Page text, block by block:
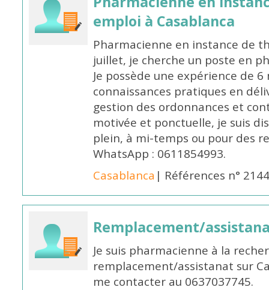
emploi à Casablanca
Pharmacienne en instance de
juillet, je cherche un poste en
Je possède une expérience de
connaissances pratiques en
gestion des ordonnances et
motivée et ponctuelle, je suis
plein, à mi-temps ou pour des
WhatsApp : 0611854993.
Casablanca | Références n°
Remplacement/
Je suis pharmacienne à la
remplacement/assistanat sur
me contacter au 0637037745.